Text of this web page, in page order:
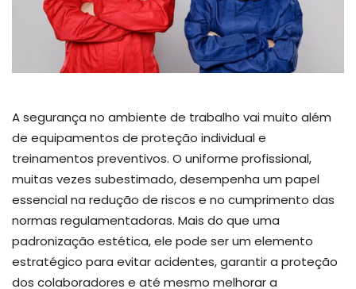
A segurança no ambiente de trabalho vai muito além
de equipamentos de proteção individual e
treinamentos preventivos. O uniforme profissional,
muitas vezes subestimado, desempenha um papel
essencial na redução de riscos e no cumprimento das
normas regulamentadoras. Mais do que uma
padronização estética, ele pode ser um elemento
estratégico para evitar acidentes, garantir a proteção
dos colaboradores e até mesmo melhorar a